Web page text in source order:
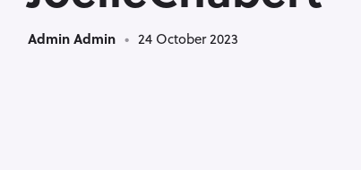
Admin Admin 24 October 2023